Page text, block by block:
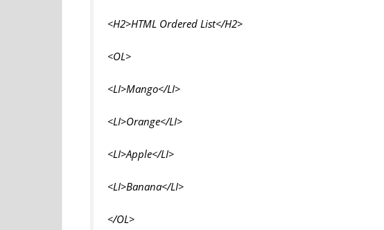
<H2>HTML Ordered List</H2>
<OL>
<LI>Mango</LI>
<LI>Orange</LI>
<LI>Apple</LI>
<LI>Banana</LI>
</OL>